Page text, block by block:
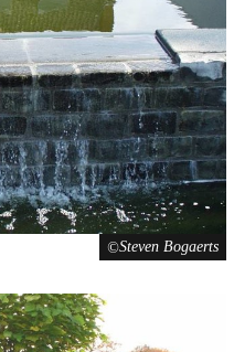
Steven Bogaerts